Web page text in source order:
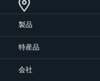
製品
特産品
会社